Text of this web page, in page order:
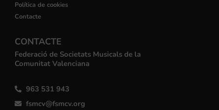
Política de cookies
Contacte
CONTACTE
Federació de Societats Musicals de la
Comunitat Valenciana
963 531 943
fsmcv@fsmcv.org